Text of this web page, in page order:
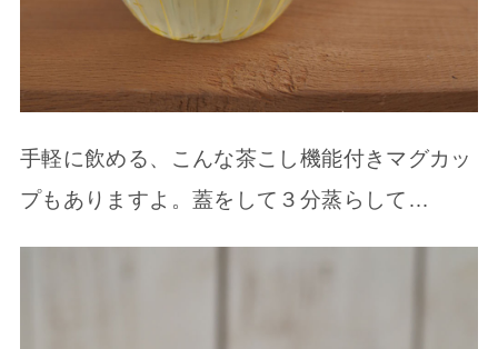
手軽に飲める、こんな茶こし機能付きマグカッ
プもありますよ。蓋をして３分蒸らして…